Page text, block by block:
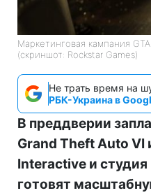
Маркетинговая кампания
(скриншот: Rockstar Games)
Не трать время на
РБК-Украина в
В преддверии
Grand Theft Auto VI
Interactive и
готовят